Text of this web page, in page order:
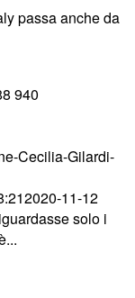
passa anche da
940
Cecilia-Gilardi-
2020-11-12
solo i